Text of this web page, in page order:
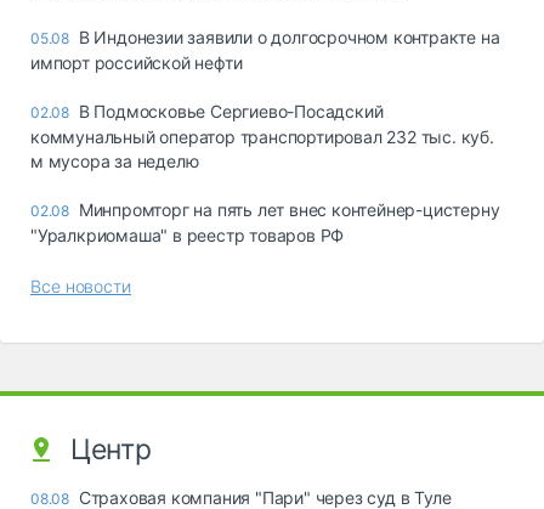
05.08 В Индонезии заявили о долгосрочном контракте на
импорт российской нефти
02.08 В Подмосковье Сергиево-Посадский
коммунальный оператор транспортировал 232 тыс. куб.
м мусора за неделю
02.08 Минпромторг на пять лет внес контейнер-цистерну
"Уралкриомаша" в реестр товаров РФ
Все новости
Центр
08.08 Страховая компания "Пари" через суд в Туле